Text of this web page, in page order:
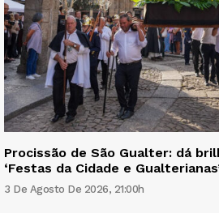
Procissão de São Gualter: dá
‘Festas da Cidade e
3 De Agosto De 2026, 21:00h